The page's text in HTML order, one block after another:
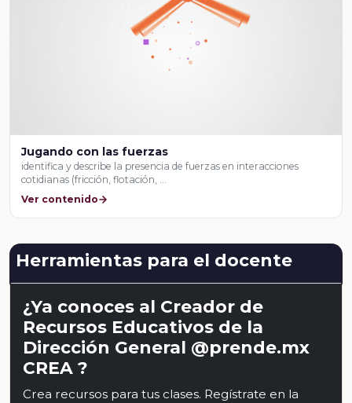
Jugando con las fuerzas
identifica y describe la presencia de fuerzas en interacciones
cotidianas (fricción, flotación, …
Ver contenido
Herramientas para el docente
¿Ya conoces al Creador de
Recursos Educativos de la
Dirección General @prende.mx
CREA ?
Crea recursos para tus clases. Regístrate en la